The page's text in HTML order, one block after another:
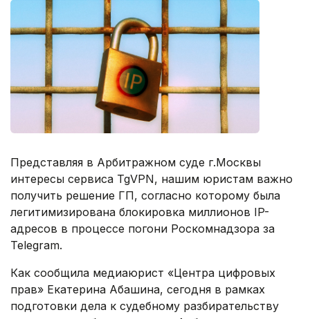
Представляя в Арбитражном суде г.Москвы
интересы сервиса TgVPN, нашим юристам важно
получить решение ГП, согласно которому была
легитимизирована блокировка миллионов IP-
адресов в процессе погони Роскомнадзора за
Telegram.
Как сообщила медиаюрист «Центра цифровых
прав» Екатерина Абашина, сегодня в рамках
подготовки дела к судебному разбирательству